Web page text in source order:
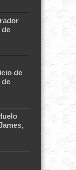
de
de
de